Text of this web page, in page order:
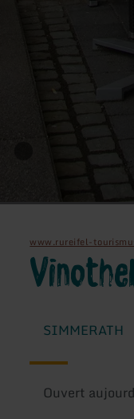
www.rureifel-
SIMMERATH
Ouvert